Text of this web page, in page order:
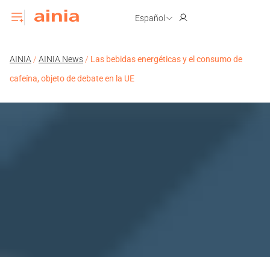
Español
AINIA / AINIA News / Las bebidas energéticas y el consumo de
cafeína, objeto de debate en la UE